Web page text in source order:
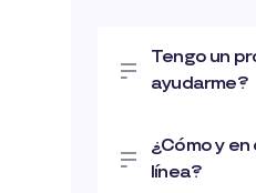
Tengo un
ayudarme?
¿Cómo y
línea?